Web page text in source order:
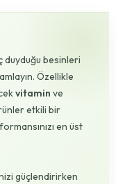
duyduğu besinleri
Özellikle
vitamin ve
etkili bir
en üst
güçlendirirken